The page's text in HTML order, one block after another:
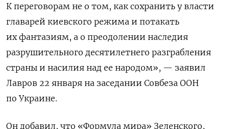
К переговорам не о том, как сохранить у власти
главарей киевского режима и потакать
их фантазиям, а о преодолении наследия
разрушительного десятилетнего разграбления
страны и насилия над ее народом», — заявил
Лавров 22 января на заседании Совбеза ООН
по Украине.
Он добавил, что «Формула мира» Зеленского,